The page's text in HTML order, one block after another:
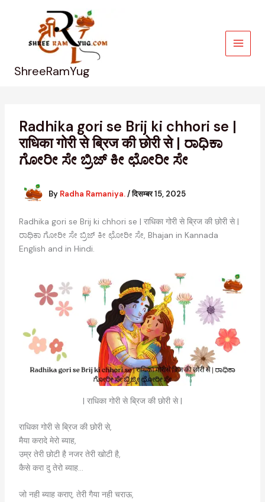
ShreeRamYug
Radhika gori se Brij ki chhori se |
राधिका गोरी से ब्रिज की छोरी से | ರಾಧಿಕಾ
ಗೋರೀ ಸೇ ಬ್ರಿಜ್ ಕೀ ಛೋರೀ ಸೇ
By Radha Ramaniya./दिसम्बर 15, 2025
Radhika gori se Brij ki chhori se | राधिका गोरी से ब्रिज की छोरी से |
ರಾಧಿಕಾ ಗೋರೀ ಸೇ ಬ್ರಿಜ್ ಕೀ ಛೋರೀ ಸೇ, Bhajan in Kannada
English and in Hindi.
| राधिका गोरी से ब्रिज की छोरी से |
राधिका गोरी से ब्रिज की छोरी से,
मैया करादे मेरो ब्याह,
उम्र तेरी छोटी है नजर तेरी खोटी है,
कैसे करा दु तेरो ब्याह…
जो नही ब्याह कराए, तेरी गैया नही चराऊ,